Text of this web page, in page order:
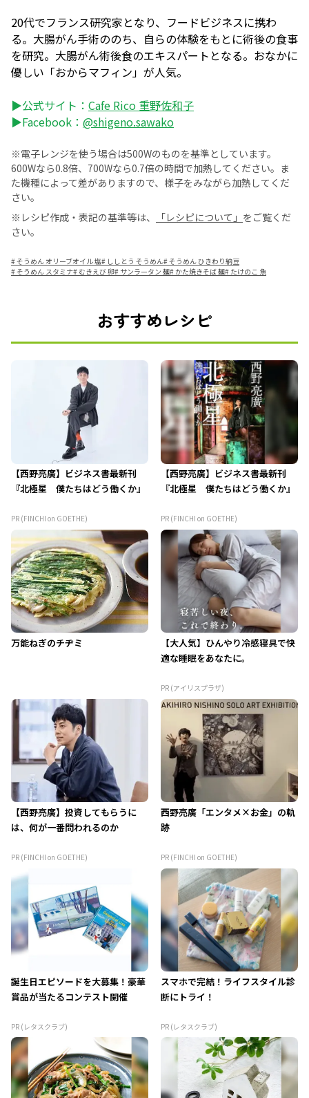
20代でフランス研究家となり、フードビジネスに携わ
る。大腸がん手術ののち、自らの体験をもとに術後の食事
を研究。大腸がん術後食のエキスパートとなる。おなかに
優しい「おからマフィン」が人気。
▶公式サイト： Cafe Rico 重野佐和子
▶Facebook： @shigeno.sawako
※電子レンジを使う場合は500Wのものを基準としています。
600Wなら0.8倍、700Wなら0.7倍の時間で加熱してください。ま
た機種によって差がありますので、様子をみながら加熱してくだ
さい。
※レシピ作成・表記の基準等は、
「レシピについて」 をご覧くだ
さい。
#そうめん オリーブオイル 塩# ししとう そうめん#そうめん ひきわり納豆
#そうめん スタミナ# むきえび 卵# サンラータン 麺# かた焼きそば 麺# たけのこ 魚
おすすめレシピ
【西野亮廣】ビジネス書最新刊
『北極星 僕たちはどう働くか』
PR (FINCHI on GOETHE)
【西野亮廣】ビジネス書最新刊
『北極星 僕たちはどう働くか』
PR (FINCHI on GOETHE)
万能ねぎのチヂミ
【大人気】ひんやり冷感寝具で快
適な睡眠をあなたに。
PR (アイリスプラザ)
【西野亮廣】投資してもらうに
は、何が一番問われるのか
PR (FINCHI on GOETHE)
西野亮廣「エンタメ×お金」の軌
跡
PR (FINCHI on GOETHE)
誕生日エピソードを大募集！豪華
賞品が当たるコンテスト開催
PR (レタスクラブ)
スマホで完結！ライフスタイル診
断にトライ！
PR (レタスクラブ)